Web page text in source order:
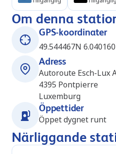
Om denna
GPS-koordinater
49.544467N
Adress
Autoroute Esch-Lux
4395 Pontpierre
Luxemburg
Öppettider
Öppet dygnet runt
Närliggande